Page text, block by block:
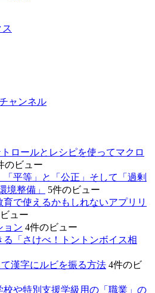
ャンネル
ロールとレシピを使ってマクロ
のビュー
「平等」と「公正」そして「過剰
境整備」
5件のビュー
育で使えるかもしれないアプリリ
ュー
ョン 4件のビュー
「さけべ！トントンボイス相
て漢字にルビを振る方法 4件のビ
校や特別支援学級用の「職業」の